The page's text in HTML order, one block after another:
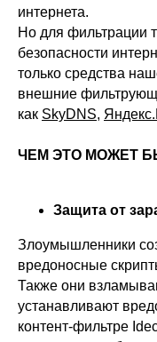
интернета.
Но для фильтрации
безопасности
только средства
внешние
как SkyDNS,
ЧЕМ ЭТО МОЖЕТ
Защита от
Злоумышленники
вредоносные
Также они
устанавливают
контент‑фильтре